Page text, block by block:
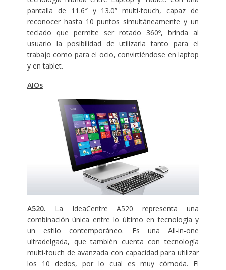
pantalla de 11.6″ y 13.0” multi-touch, capaz de
reconocer hasta 10 puntos simultáneamente y un
teclado que permite ser rotado 360º, brinda al
usuario la posibilidad de utilizarla tanto para el
trabajo como para el ocio, convirtiéndose en laptop
y en tablet.
AIOs
A520. La IdeaCentre A520 representa una
combinación única entre lo último en tecnología y
un estilo contemporáneo. Es una All-in-one
ultradelgada, que también cuenta con tecnología
multi-touch de avanzada con capacidad para utilizar
los 10 dedos, por lo cual es muy cómoda. El